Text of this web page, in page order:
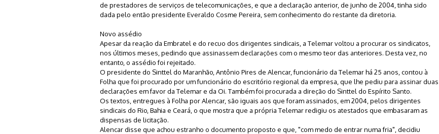
de prestadores de serviços de telecomunicações, e que a declaração anterior, de junho de 2004, tinha sido
dada pelo então presidente Everaldo Cosme Pereira, sem conhecimento do restante da diretoria.
Novo assédio
Apesar da reação da Embratel e do recuo dos dirigentes sindicais, a Telemar voltou a procurar os sindicatos,
nos últimos meses, pedindo que assinassem declarações com o mesmo teor das anteriores. Desta vez, no
entanto, o assédio foi rejeitado.
O presidente do Sinttel do Maranhão, Antônio Pires de Alencar, funcionário da Telemar há 25 anos, contou à
Folha que foi procurado por um funcionário do escritório regional da empresa, que lhe pediu para assinar duas
declarações em favor da Telemar e da Oi. Também foi procurada a direção do Sinttel do Espírito Santo.
Os textos, entregues à Folha por Alencar, são iguais aos que foram assinados, em 2004, pelos dirigentes
sindicais do Rio, Bahia e Ceará, o que mostra que a própria Telemar redigiu os atestados que embasaram as
dispensas de licitação.
Alencar disse que achou estranho o documento proposto e que, "com medo de entrar numa fria", decidiu